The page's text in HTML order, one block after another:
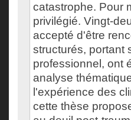
catastrophe. Pour
privilégié. Vingt-
accepté d'être
structurés, portant
professionnel, ont
analyse
l'expérience des
cette thèse